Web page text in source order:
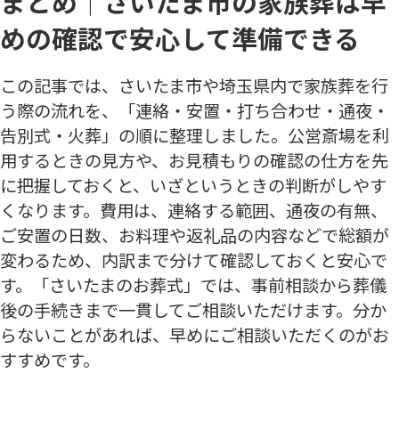
めの確認で安心して準備できる
この記事では、さいたま市や埼玉県内で家族葬を行
う際の流れを、「連絡・安置・打ち合わせ・通夜・
告別式・火葬」の順に整理しました。公営斎場を利
用するときの見方や、お見積もりの確認の仕方を先
に把握しておくと、いざというときの判断がしやす
くなります。費用は、連絡する範囲、通夜の有無、
ご安置の日数、お料理や返礼品の内容などで総額が
変わるため、内訳まで分けて確認しておくと安心で
す。「さいたまのお葬式」では、事前相談から葬儀
後の手続きまで一貫してご相談いただけます。分か
らないことがあれば、早めにご相談いただくのがお
すすめです。